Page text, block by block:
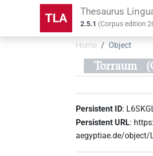
TLA Thesaurus
2.5.1 (Corpus edition
Home Object
Torraum
Persistent ID:
Persistent URL:
aegyptiae.de/object/